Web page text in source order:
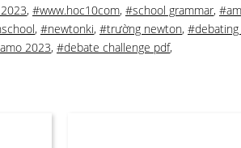
, #www.hoc10com, #school grammar,
, #newtonki, #trường newton, #debating
2023, #debate challenge pdf,